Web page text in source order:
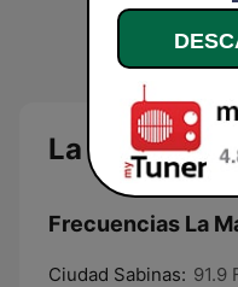
La Mas
Frecuencias La
Ciudad Sabinas: 91.9